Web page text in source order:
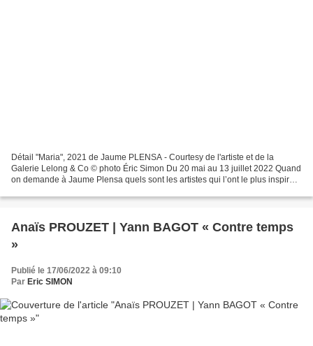
Détail "Maria", 2021 de Jaume PLENSA - Courtesy de l'artiste et de la
Galerie Lelong & Co © photo Éric Simon Du 20 mai au 13 juillet 2022 Quand
on demande à Jaume Plensa quels sont les artistes qui l’ont le plus inspiré,
Anaïs PROUZET | Yann BAGOT « Contre temps
»
Publié le 17/06/2022 à 09:10
Par Eric SIMON